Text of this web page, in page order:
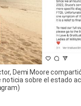
Demi Moore
sobre el estado